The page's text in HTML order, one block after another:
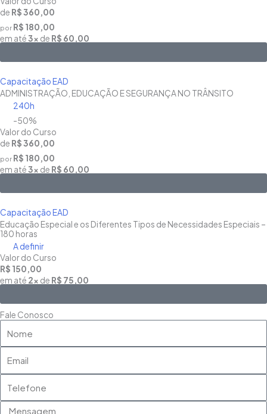
de R$ 360,00
por R$ 180,00
em até3x de R$ 60,00
Capacitação EAD
ADMINISTRAÇÃO, EDUCAÇÃO E SEGURANÇA NO TRÂNSITO
240h
-50%
Valor do Curso
de R$ 360,00
por R$ 180,00
em até3x de R$ 60,00
Capacitação EAD
Educação Especial e os Diferentes Tipos de Necessidades Especiais –
180 horas
A definir
Valor do Curso
R$ 150,00
em até 2x de R$ 75,00
Fale Conosco
Mensagem